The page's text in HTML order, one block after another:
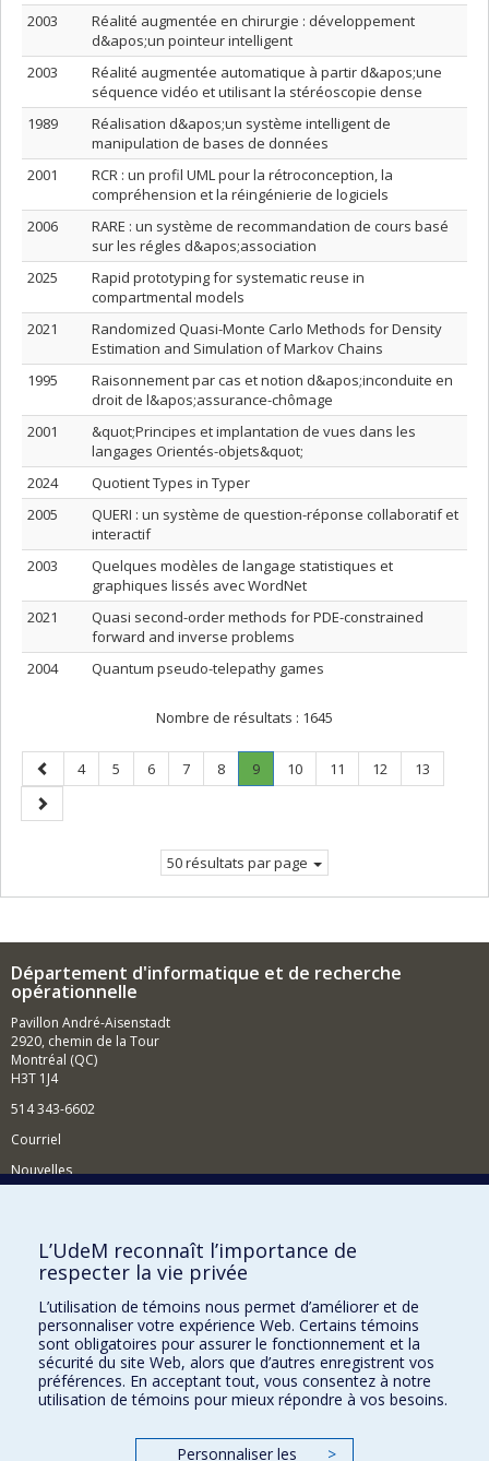
2003
Réalité augmentée en chirurgie : développement
d&apos;un pointeur intelligent
2003
Réalité augmentée automatique à partir d&apos;une
séquence vidéo et utilisant la stéréoscopie dense
1989
Réalisation d&apos;un système intelligent de
manipulation de bases de données
2001
RCR : un profil UML pour la rétroconception, la
compréhension et la réingénierie de logiciels
2006
RARE : un système de recommandation de cours basé
sur les régles d&apos;association
2025
Rapid prototyping for systematic reuse in
compartmental models
2021
Randomized Quasi-Monte Carlo Methods for Density
Estimation and Simulation of Markov Chains
1995
Raisonnement par cas et notion d&apos;inconduite en
droit de l&apos;assurance-chômage
2001
&quot;Principes et implantation de vues dans les
langages Orientés-objets&quot;
2024
Quotient Types in Typer
2005
QUERI : un système de question-réponse collaboratif et
interactif
2003
Quelques modèles de langage statistiques et
graphiques lissés avec WordNet
2021
Quasi second-order methods for PDE-constrained
forward and inverse problems
2004
Quantum pseudo-telepathy games
Nombre de résultats : 1645
Page
précédente
Page
4 Page
5 Page
6 Page
7 Page
8 Page
9.
Page
Page
10 Page
11 Page
12 Page
13
Page
suivante
50 résultats par page
Département d'informatique et de recherche
opérationnelle
Pavillon André-Aisenstadt
2920, chemin de la Tour
Montréal (QC)
H3T 1J4
514 343-6602
Courriel
Nouvelles
Comment soutenir le Département?
BESOIN D'AIDE?
Plan du site
Signaler une erreur
Accessibilité
FACULTÉ DES ARTS ET DES SCIENCES
Nos départements et écoles
L’UdeM reconnaît l’importance de
respecter la vie privée
L’utilisation de témoins nous permet d’améliorer et de
personnaliser votre expérience Web. Certains témoins
sont obligatoires pour assurer le fonctionnement et la
sécurité du site Web, alors que d’autres enregistrent vos
préférences. En acceptant tout, vous consentez à notre
utilisation de témoins pour mieux répondre à vos besoins.
Personnaliser les >